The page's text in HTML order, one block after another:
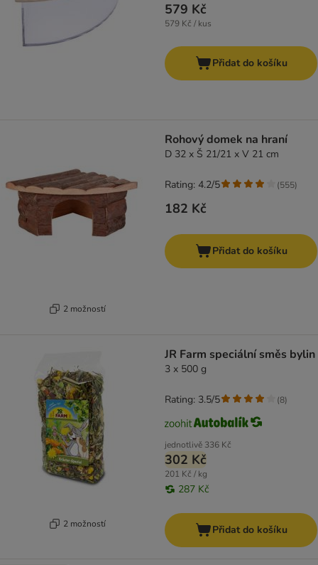
579 Kč
579 Kč / kus
Přidat do košíku
2 možností
Rohový domek na hraní
D 32 x Š 21/21 x V 21 cm
182 Kč
Rating: 4.2/5 (555)
Přidat do košíku
2 možností
JR Farm speciální směs bylin
3 x 500 g
jednotlivě 336 Kč
302 Kč
201 Kč / kg
287 Kč
Rating: 3.5/5 (8)
Přidat do košíku